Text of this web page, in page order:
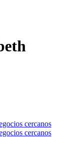
cercanos
cercanos